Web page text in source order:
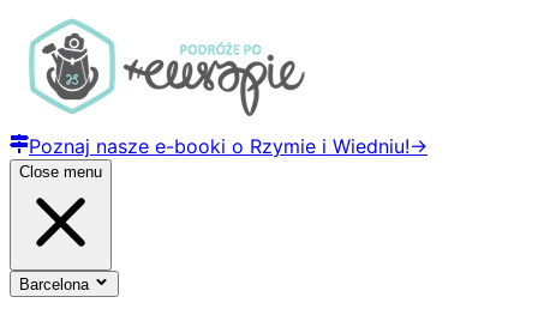
Poznaj nasze e-booki o Rzymie i Wiedniu!→
Close menu
Barcelona